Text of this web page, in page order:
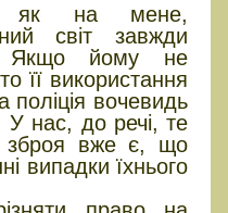
як на мене,
світ завжди
Якщо йому не
її використання
вочевидь
У нас, до речі, те
зброя вже є, що
випадки їхнього